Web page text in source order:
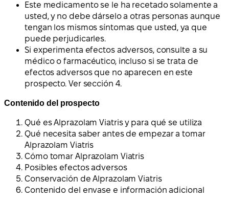
Este medicamento se le ha recetado solamente a
usted, y no debe dárselo a otras personas aunque
tengan los mismos síntomas que usted, ya que
puede perjudicarles.
Si experimenta efectos adversos, consulte a su
médico o farmacéutico, incluso si se trata de
efectos adversos que no aparecen en este
prospecto. Ver sección 4.
Contenido del prospecto
Qué es Alprazolam Viatris y para qué se utiliza
Qué necesita saber antes de empezar a tomar
Alprazolam Viatris
Cómo tomar Alprazolam Viatris
Posibles efectos adversos
Conservación de Alprazolam Viatris
Contenido del envase e información adicional